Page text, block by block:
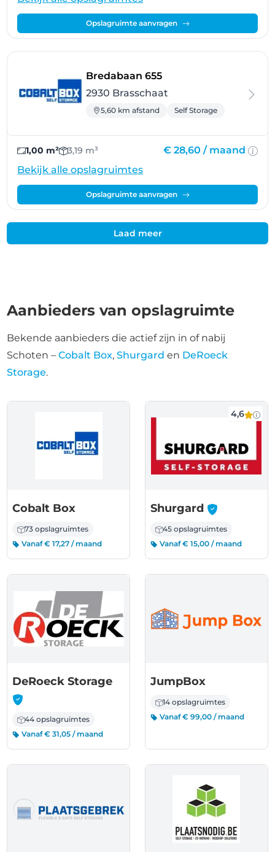
Opslagruimte aanvragen
Bredabaan 655- Brasschaat
2930 Brasschaat
5,60 km afstand Self Storage
1,00 m² 3,19 m³ € 28,60 / maand
Bekijk alle opslagruimtes
Opslagruimte aanvragen
Laad meer
Aanbieders van opslagruimte
Bekende aanbieders die actief zijn in of nabij
Schoten –Cobalt Box,Shurgard en DeRoeck
Storage.
Cobalt Box
73 opslagruimtes
Vanaf € 17,27 / maand
4,6
Shurgard -
45 opslagruimtes
Vanaf € 15,00 / maand
DeRoeck Storage-
44 opslagruimtes
Vanaf € 31,05 / maand
JumpBox
14 opslagruimtes
Vanaf € 99,00 / maand